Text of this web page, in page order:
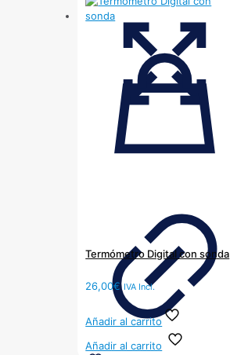
Termómetro Digital con sonda
26,00€ IVA Incl.
Añadir al carrito
Añadir al carrito